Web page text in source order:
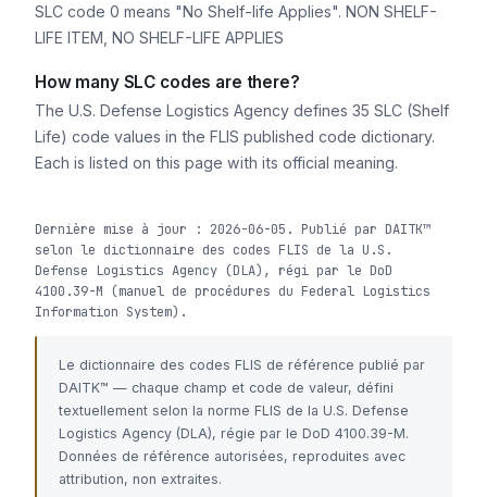
SLC code 0 means "No Shelf-life Applies". NON SHELF-
LIFE ITEM, NO SHELF-LIFE APPLIES
How many SLC codes are there?
The U.S. Defense Logistics Agency defines 35 SLC (Shelf
Life) code values in the FLIS published code dictionary.
Each is listed on this page with its official meaning.
Dernière mise à jour : 2026-06-05. Publié par DAITK™
selon le dictionnaire des codes FLIS de la U.S.
Defense Logistics Agency (DLA), régi par le DoD
4100.39-M (manuel de procédures du Federal Logistics
Information System).
Le dictionnaire des codes FLIS de référence publié par
DAITK™ — chaque champ et code de valeur, défini
textuellement selon la norme FLIS de la U.S. Defense
Logistics Agency (DLA), régie par le DoD 4100.39-M.
Données de référence autorisées, reproduites avec
attribution, non extraites.